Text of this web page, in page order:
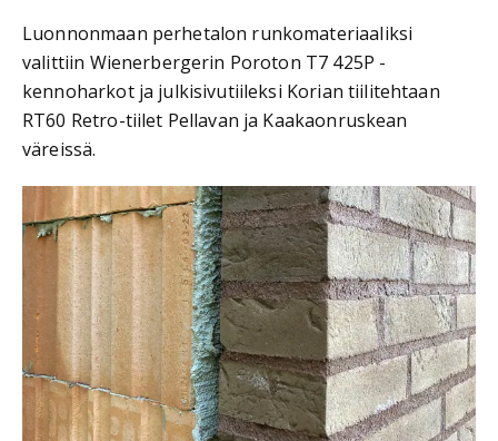
Luonnonmaan perhetalon runkomateriaaliksi
valittiin Wienerbergerin Poroton T7 425P -
kennoharkot ja julkisivutiileksi Korian tiilitehtaan
RT60 Retro-tiilet Pellavan ja Kaakaonruskean
väreissä.